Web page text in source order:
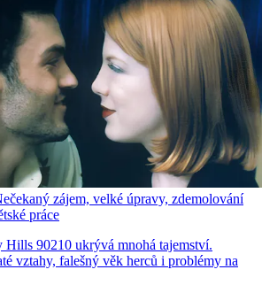
zájem, velké úpravy, zdemolování
práce
90210 ukrývá mnohá tajemství.
vztahy, falešný věk herců i problémy na